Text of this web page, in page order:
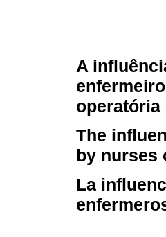
A
operatória
The
by nurses
La